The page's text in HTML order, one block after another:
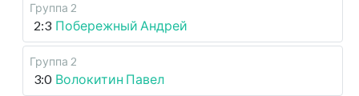
Группа 2
2:3 Побережный Андрей
Группа 2
3:0 Волокитин Павел